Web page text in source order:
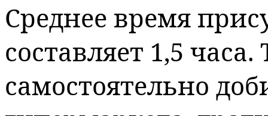
Среднее время
составляет 1,5
самостоятельно